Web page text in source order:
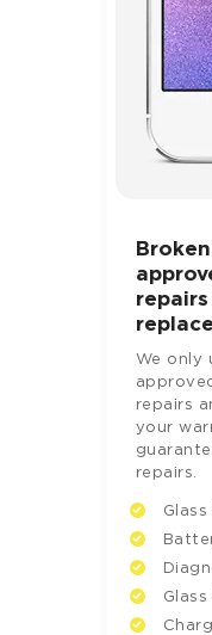
We only
repairs
your
repairs.